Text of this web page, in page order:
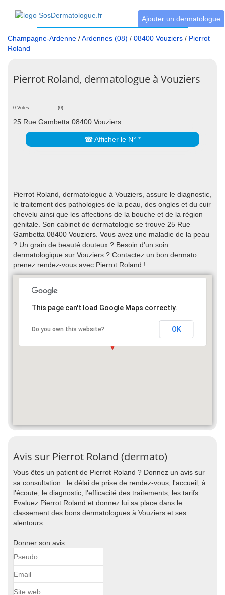
Ajouter un dermatologue
Champagne-Ardenne /Ardennes (08) / 08400 Vouziers / Pierrot
Roland
Pierrot Roland, dermatologue à Vouziers
0 Votes (0)
25 Rue Gambetta 08400 Vouziers
☎ Afficher le N° *
Pierrot Roland, dermatologue à Vouziers, assure le diagnostic,
le traitement des pathologies de la peau, des ongles et du cuir
chevelu ainsi que les affections de la bouche et de la région
génitale. Son cabinet de dermatologie se trouve 25 Rue
Gambetta 08400 Vouziers. Vous avez une maladie de la peau
? Un grain de beauté douteux ? Besoin d'un soin
dermatologique sur Vouziers ? Contactez un bon dermato :
prenez rendez-vous avec Pierrot Roland !
This page can't load Google Maps correctly.
Do you own this website? OK
Avis sur Pierrot Roland (dermato)
Vous êtes un patient de Pierrot Roland ? Donnez un avis sur
sa consultation : le délai de prise de rendez-vous, l'accueil, à
l'écoute, le diagnostic, l'efficacité des traitements, les tarifs ...
Evaluez Pierrot Roland et donnez lui sa place dans le
classement des bons dermatologues à Vouziers et ses
alentours.
Donner son avis